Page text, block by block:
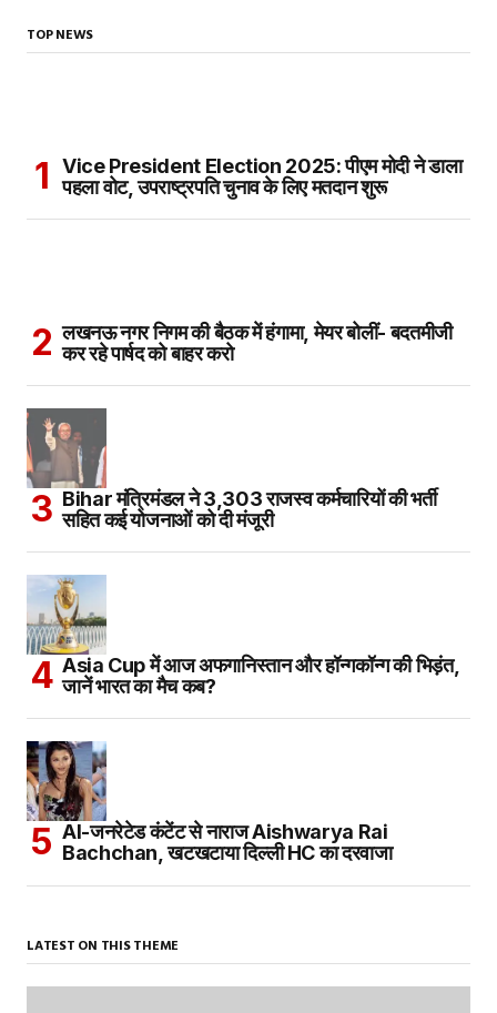
TOP NEWS
Vice President Election 2025: पीएम मोदी ने डाला
पहला वोट, उपराष्ट्रपति चुनाव के लिए मतदान शुरू
लखनऊ नगर निगम की बैठक में हंगामा, मेयर बोलीं- बदतमीजी
कर रहे पार्षद को बाहर करो
Bihar मंत्रिमंडल ने 3,303 राजस्व कर्मचारियों की भर्ती
सहित कई योजनाओं को दी मंजूरी
Asia Cup में आज अफगानिस्तान और हॉन्गकॉन्ग की भिड़ंत,
जानें भारत का मैच कब?
AI-जनरेटेड कंटेंट से नाराज Aishwarya Rai
Bachchan, खटखटाया दिल्ली HC का दरवाजा
LATEST ON THIS THEME